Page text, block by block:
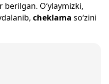
O‘ylaymizki,
cheklama so‘zini